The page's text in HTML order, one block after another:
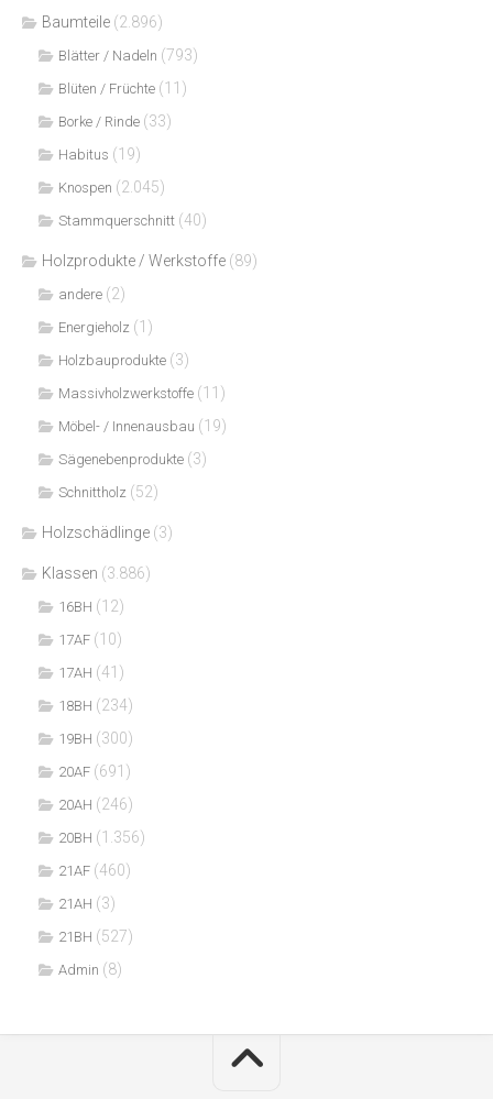
Baumteile (2.896)
Blätter / Nadeln (793)
Blüten / Früchte (11)
Borke / Rinde (33)
Habitus (19)
Knospen (2.045)
Stammquerschnitt (40)
Holzprodukte / Werkstoffe (89)
andere (2)
Energieholz (1)
Holzbauprodukte (3)
Massivholzwerkstoffe (11)
Möbel- / Innenausbau (19)
Sägenebenprodukte (3)
Schnittholz (52)
Holzschädlinge (3)
Klassen (3.886)
16BH (12)
17AF (10)
17AH (41)
18BH (234)
19BH (300)
20AF (691)
20AH (246)
20BH (1.356)
21AF (460)
21AH (3)
21BH (527)
Admin (8)